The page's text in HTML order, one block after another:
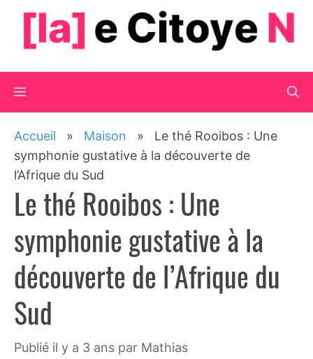
contenu
Menu
Accueil » Maison » Le thé Rooibos : Une
symphonie gustative à la découverte de
l’Afrique du Sud
Le thé Rooibos : Une
symphonie gustative à la
découverte de l’Afrique du
Sud
publié il y a 3 ans par Mathias